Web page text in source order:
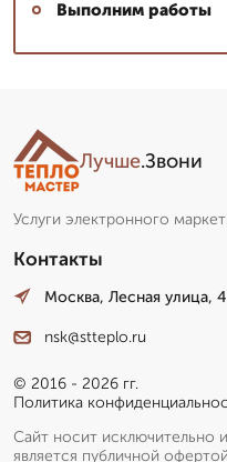
Выполним работы
Лучше.Звони
Услуги электронного
Контакты
Москва, Лесная улица,
nsk@stteplo.ru
© 2016 - 2026 гг.
Политика
Сайт носит исключительно
является публичной